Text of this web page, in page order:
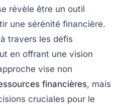
révèle être un outil
une sérénité financière.
travers les défis
en offrant une vision
vise non
financières, mais
cruciales pour le